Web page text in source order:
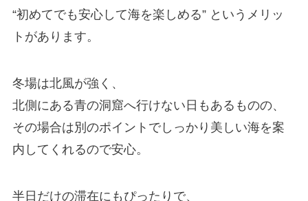
“初めてでも安心して海を楽しめる” というメリッ
トがあります。
冬場は北風が強く、
北側にある青の洞窟へ行けない日もあるものの、
その場合は別のポイントでしっかり美しい海を案
内してくれるので安心。
半日だけの滞在にもぴったりで、